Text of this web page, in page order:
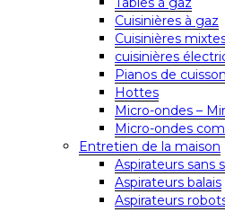
Cuisinières à gaz
Cuisinières
cuisinières
Pianos de cuisson
Hottes
Micro-ondes –
Micro-ondes
Entretien de la maison
Aspirateurs sans
Aspirateurs balais
Aspirateurs